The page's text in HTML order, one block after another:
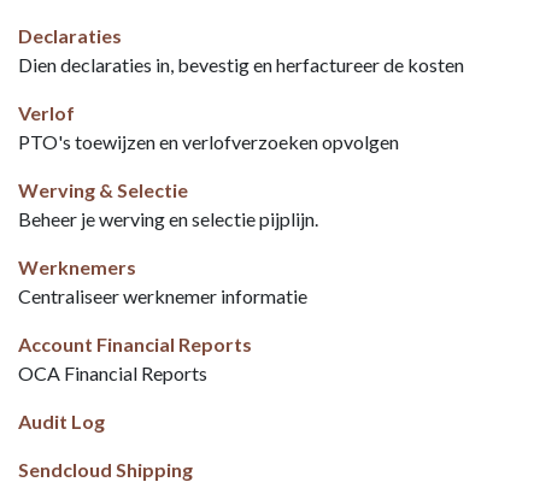
Declaraties
Dien declaraties in, bevestig en herfactureer de kosten
Verlof
PTO's toewijzen en verlofverzoeken opvolgen
Werving & Selectie
Beheer je werving en selectie pijplijn.
Werknemers
Centraliseer werknemer informatie
Account Financial Reports
OCA Financial Reports
Audit Log
Sendcloud Shipping